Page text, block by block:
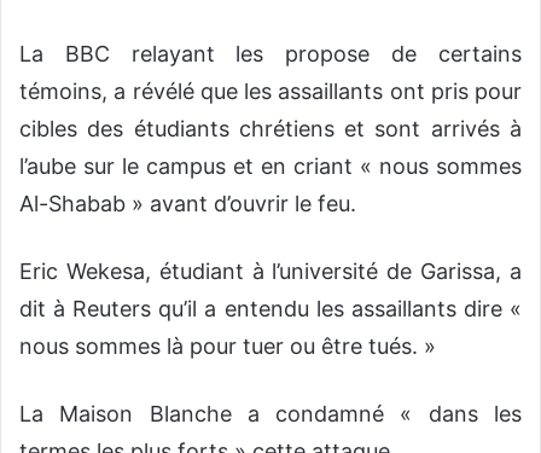
La BBC relayant les propose de certains
témoins, a révélé que les assaillants ont pris pour
cibles des étudiants chrétiens et sont arrivés à
l’aube sur le campus et en criant « nous sommes
Al-Shabab » avant d’ouvrir le feu.
Eric Wekesa, étudiant à l’université de Garissa, a
dit à Reuters qu’il a entendu les assaillants dire «
nous sommes là pour tuer ou être tués. »
La Maison Blanche a condamné « dans les